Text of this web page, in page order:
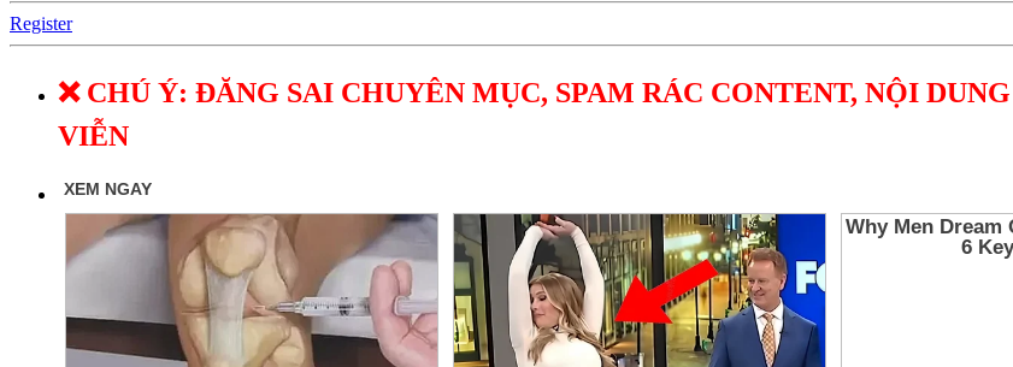
Register
❌ CHÚ Ý: ĐĂNG SAI CHUYÊN MỤC, SPAM RÁC CONTENT, NỘI
VIỄN